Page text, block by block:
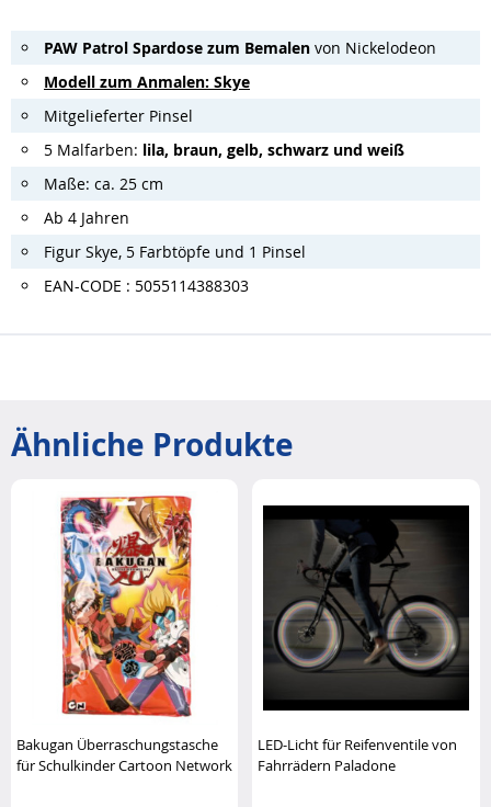
PAW Patrol Spardose zum Bemalen von Nickelodeon
Modell zum Anmalen: Skye
Mitgelieferter Pinsel
5 Malfarben: lila, braun, gelb, schwarz und weiß
Maße: ca. 25 cm
Ab 4 Jahren
Figur Skye, 5 Farbtöpfe und 1 Pinsel
EAN-CODE : 5055114388303
Ähnliche Produkte
Bakugan Überraschungstasche
für Schulkinder Cartoon Network
LED-Licht für Reifenventile von
Fahrrädern Paladone